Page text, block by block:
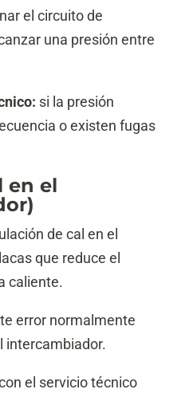
el circuito de
una presión entre
si la presión
o existen fugas
en el
de cal en el
que reduce el
caliente.
error normalmente
intercambiador.
el servicio técnico